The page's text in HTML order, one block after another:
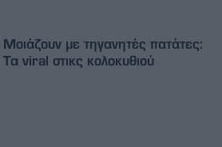
Μοιάζουν με τηγανητές πατάτες:
Τα viral στικς κολοκυθιού